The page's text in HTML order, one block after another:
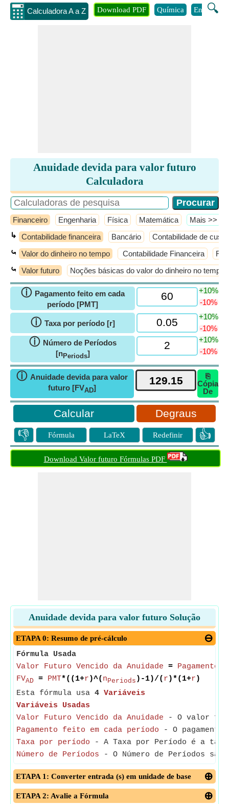
Calculadora A a Z 🔍
Download PDF Química
Anuidade devida para valor futuro
Calculadora
Financeiro Engenharia Física Matemática ​Mais >>
↳ Contabilidade financeira Bancário Contabilidade de
⤿ Valor do dinheiro no tempo Contabilidade Financeira
⤿ Valor futuro Noções básicas do valor do dinheiro no tempo
ⓘ Pagamento feito em cada
período [PMT]
+10%
-10%
ⓘ Taxa por período [r]
+10%
-10%
ⓘ Número de Períodos
[nPeriods]
+10%
-10%
ⓘ Anuidade devida para valor
futuro [FVAD]
⎘
Cópia
De
Degraus
👎 Fórmula LaTeX Redefinir 👍
Download Valor futuro Fórmulas PDF
Anuidade devida para valor futuro Solução
ETAPA 0: Resumo de pré-cálculo
Fórmula Usada
Valor Futuro Vencido da Anuidade = Pagamento
FVAD = PMT*((1+r )^( nPeriods )-1)/( r )*(1+r )
Esta fórmula usa 4 Variáveis
Variáveis Usadas
Valor Futuro Vencido da Anuidade - O valor
Pagamento feito em cada período - O
Taxa por período - A Taxa por Período é a
Número de Períodos - O Número de Períodos
ETAPA 1: Converter entrada (s) em unidade de base
ETAPA 2: Avalie a Fórmula